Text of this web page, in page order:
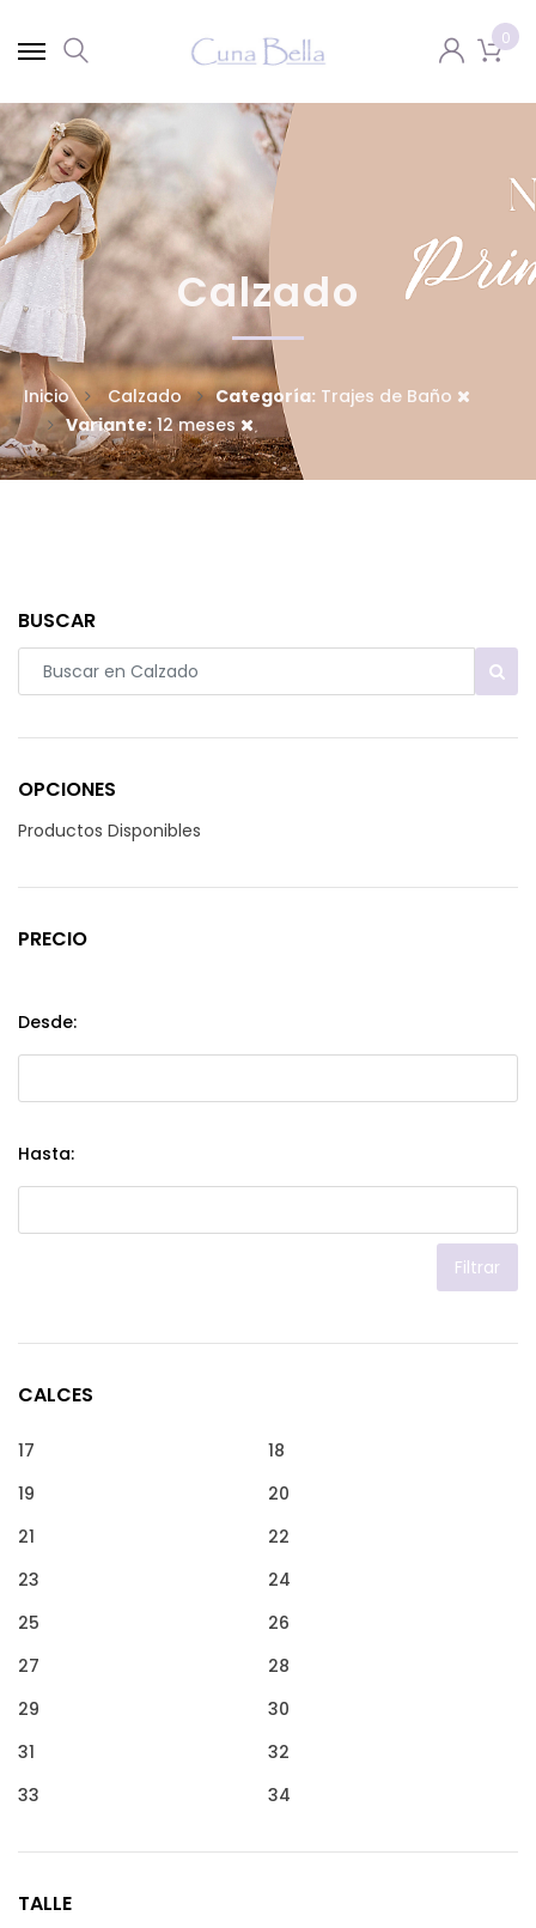
0
Calzado
Inicio Calzado Categoría: Trajes de Baño
Variante:12 meses
BUSCAR
OPCIONES
Productos Disponibles
PRECIO
Desde:
Hasta:
Filtrar
CALCES
17
18
19
20
21
22
23
24
25
26
27
28
29
30
31
32
33
34
TALLE